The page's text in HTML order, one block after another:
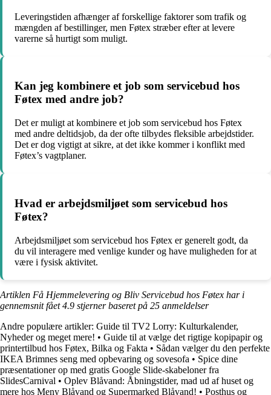
Leveringstiden afhænger af forskellige faktorer som trafik og
mængden af bestillinger, men Føtex stræber efter at levere
varerne så hurtigt som muligt.
Kan jeg kombinere et job som servicebud hos
Føtex med andre job?
Det er muligt at kombinere et job som servicebud hos Føtex
med andre deltidsjob, da der ofte tilbydes fleksible arbejdstider.
Det er dog vigtigt at sikre, at det ikke kommer i konflikt med
Føtex’s vagtplaner.
Hvad er arbejdsmiljøet som servicebud hos
Føtex?
Arbejdsmiljøet som servicebud hos Føtex er generelt godt, da
du vil interagere med venlige kunder og have muligheden for at
være i fysisk aktivitet.
Artiklen Få Hjemmelevering og Bliv Servicebud hos Føtex har i
gennemsnit fået4.9 stjerner baseret på 25 anmeldelser
Andre populære artikler: Guide til TV2 Lorry: Kulturkalender,
Nyheder og meget mere! • Guide til at vælge det rigtige kopipapir og
printertilbud hos Føtex, Bilka og Fakta • Sådan vælger du den perfekte
IKEA Brimnes seng med opbevaring og sovesofa • Spice dine
præsentationer op med gratis Google Slide-skabeloner fra
SlidesCarnival • Oplev Blåvand: Åbningstider, mad ud af huset og
mere hos Meny Blåvand og Supermarked Blåvand! • Posthus og